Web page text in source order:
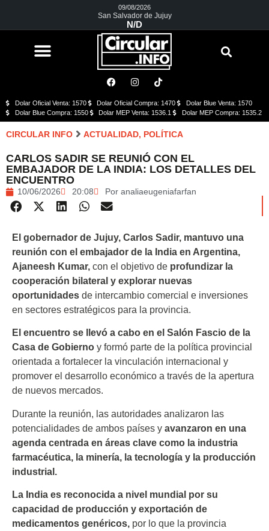
09/08/2026
San Salvador de Jujuy
N/D
Dolar Oficial Venta: 1570 Dolar Oficial Compra: 1470
Dolar Blue Venta: 1570
Dolar Blue Compra: 1550
Dolar MEP Venta: 1536.1 Dolar MEP Compra: 1535.2
CIRCULAR INFO ACTUALIDAD, POLÍTICA
CARLOS SADIR SE REUNIÓ CON EL
EMBAJADOR DE LA INDIA: LOS DETALLES DEL
ENCUENTRO
10/06/2026 20:08 Por analiaeugeniafarfan
El gobernador de Jujuy, Carlos Sadir, mantuvo una
reunión con el embajador de la India en Argentina,
Ajaneesh Kumar, con el objetivo de profundizar la
cooperación bilateral y explorar nuevas
oportunidades de intercambio comercial e inversiones
en sectores estratégicos para la provincia.
El encuentro se llevó a cabo en el Salón Fascio de la
Casa de Gobierno y formó parte de la política provincial
orientada a fortalecer la vinculación internacional y
promover el desarrollo económico a través de la apertura
de nuevos mercados.
Durante la reunión, las autoridades analizaron las
potencialidades de ambos países y avanzaron en una
agenda centrada en áreas clave como la industria
farmacéutica, la minería, la tecnología y la producción
industrial.
La India es reconocida a nivel mundial por su
capacidad de producción y exportación de
medicamentos genéricos, por lo que la provincia